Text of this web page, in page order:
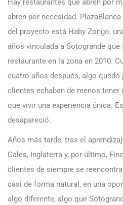
Hay restaurantes que abren por
abren por necesidad.
del proyecto está Haby Zongo,
años vinculada a Sotogrande
restaurante en la zona en 2010.
cuatro años después, algo
clientes echaban de menos tener
que vivir una experiencia única.
desapareció.
Años más tarde, tras el
Gales, Inglaterra y, por último,
clientes de siempre se
casi de forma natural, en una
algo diferente, algo que